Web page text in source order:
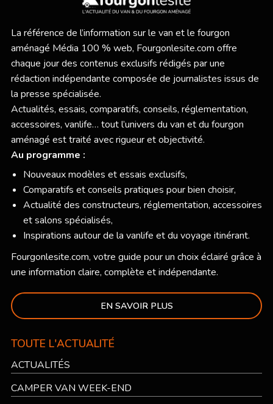
La référence de l’information sur le van et le fourgon
aménagé Média 100 % web, Fourgonlesite.com offre
chaque jour des contenus exclusifs rédigés par une
rédaction indépendante composée de journalistes issus de
la presse spécialisée.
Actualités, essais, comparatifs, conseils, réglementation,
accessoires, vanlife… tout l’univers du van et du fourgon
aménagé est traité avec rigueur et objectivité.
Au programme :
Nouveaux modèles et essais exclusifs,
Comparatifs et conseils pratiques pour bien choisir,
Actualité des constructeurs, réglementation, accessoires
et salons spécialisés,
Inspirations autour de la vanlife et du voyage itinérant.
Fourgonlesite.com, votre guide pour un choix éclairé grâce à
une information claire, complète et indépendante.
EN SAVOIR PLUS
TOUTE L'ACTUALITÉ
ACTUALITÉS
CAMPER VAN WEEK-END